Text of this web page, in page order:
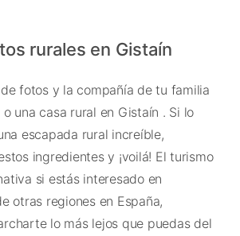
rurales en Gistaín
fotos y la compañía de tu familia
una casa rural en Gistaín . Si lo
escapada rural increíble,
ingredientes y ¡voilá! El turismo
si estás interesado en
otras regiones en España,
lo más lejos que puedas del